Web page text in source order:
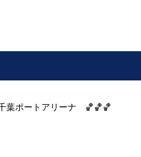
葉ポートアリーナ 🏀🏀🏀